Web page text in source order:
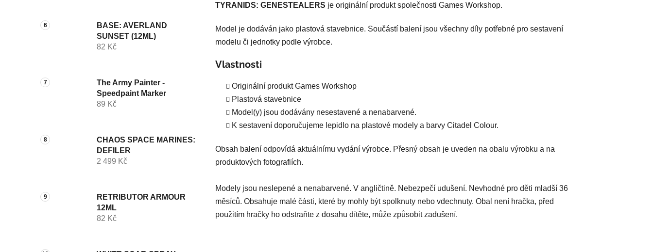
BASE: AVERLAND
SUNSET (12ML)
82 Kč
The Army Painter -
Speedpaint Marker
89 Kč
CHAOS SPACE MARINES:
DEFILER
2 499 Kč
RETRIBUTOR ARMOUR
12ML
82 Kč
TYRANIDS: GENESTEALERS je originální produkt společnosti Games Workshop.
Model je dodáván jako plastová stavebnice. Součástí balení jsou všechny díly potřebné pro sestavení
modelu či jednotky podle výrobce.
Vlastnosti
Originální produkt Games Workshop
Plastová stavebnice
Model(y) jsou dodávány nesestavené a nenabarvené.
K sestavení doporučujeme lepidlo na plastové modely a barvy Citadel Colour.
Obsah balení odpovídá aktuálnímu vydání výrobce. Přesný obsah je uveden na obalu výrobku a na
produktových fotografiích.
Modely jsou neslepené a nenabarvené. V angličtině. Nebezpečí udušení. Nevhodné pro děti mladší 36
měsíců. Obsahuje malé části, které by mohly být spolknuty nebo vdechnuty. Obal není hračka, před
použitím hračky ho odstraňte z dosahu dítěte, může způsobit zadušení.